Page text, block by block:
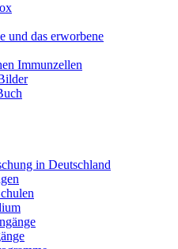
und das erworbene
Immunzellen
in Deutschland